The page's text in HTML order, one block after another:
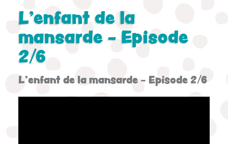
Aventures
L’enfant de la
mansarde - Episode
2/6
L’enfant de la mansarde - Episode 2/6